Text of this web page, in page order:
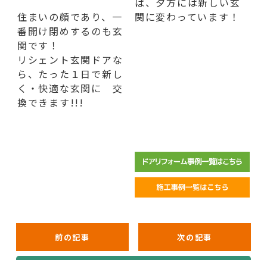
住まいの顔であり、一
番開け閉めするのも玄
関です！
リシェント玄関ドアな
ら、たった１日で新し
く・快適な玄関に 交
換できます!!!
関に変わっています！
前の記事 次の記事